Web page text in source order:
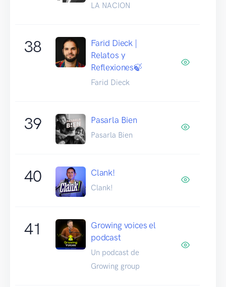
LA NACION
38
Farid Dieck |
Relatos y
Reflexiones🍃
Farid Dieck
39 Pasarla Bien
Pasarla Bien
40 Clank!
Clank!
41
Growing voices el
podcast
Un podcast de
Growing group